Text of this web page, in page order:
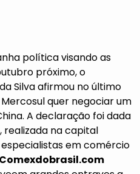
política visando as
próximo, o
Silva afirmou no último
quer negociar um
A declaração foi dada
realizada na capital
em comércio
Comexdobrasil.com